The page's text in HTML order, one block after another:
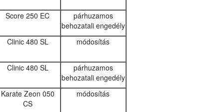
Score 250 EC
párhuzamos
behozatali engedély
Clinic 480 SL módosítás
Clinic 480 SL
párhuzamos
behozatali engedély
Karate Zeon 050
CS
módosítás